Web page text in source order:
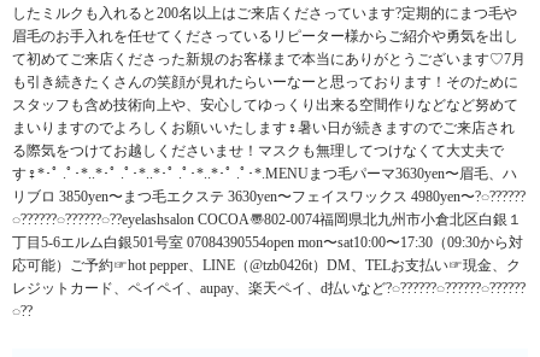
したミルクも入れると200名以上はご来店くださっています?定期的にまつ毛や
眉毛のお手入れを任せてくださっているリピーター様からご紹介や勇気を出し
て初めてご来店くださった新規のお客様まで本当にありがとうございます♡7月
も引き続きたくさんの笑顔が見れたらいーなーと思っております！そのために
スタッフも含め技術向上や、安心してゆっくり出来る空間作りなどなど努めて
まいりますのでよろしくお願いいたします‍♀️暑い日が続きますのでご来店され
る際気をつけてお越しくださいませ！マスクも無理してつけなくて大丈夫で
す‍♀️*･ﾟ .ﾟ･*..*･ﾟ .ﾟ･*..*･ﾟ .ﾟ･*..*･ﾟ .ﾟ･*.MENUまつ毛パーマ3630yen〜眉毛、ハ
リブロ 3850yen〜まつ毛エクステ 3630yen〜フェイスワックス 4980yen〜?◌??????
◌??????◌??????◌??eyelashsalon COCOA〠802-0074福岡県北九州市小倉北区白銀１
丁目5-6エルム白銀501号室︎ 07084390554open mon〜sat10:00〜17:30（09:30から対
応可能）ご予約☞hot pepper、LINE（@tzb0426t）DM、TELお支払い☞現金、ク
レジットカード、ペイペイ、aupay、楽天ペイ、d払いなど?◌??????◌??????◌??????
◌??